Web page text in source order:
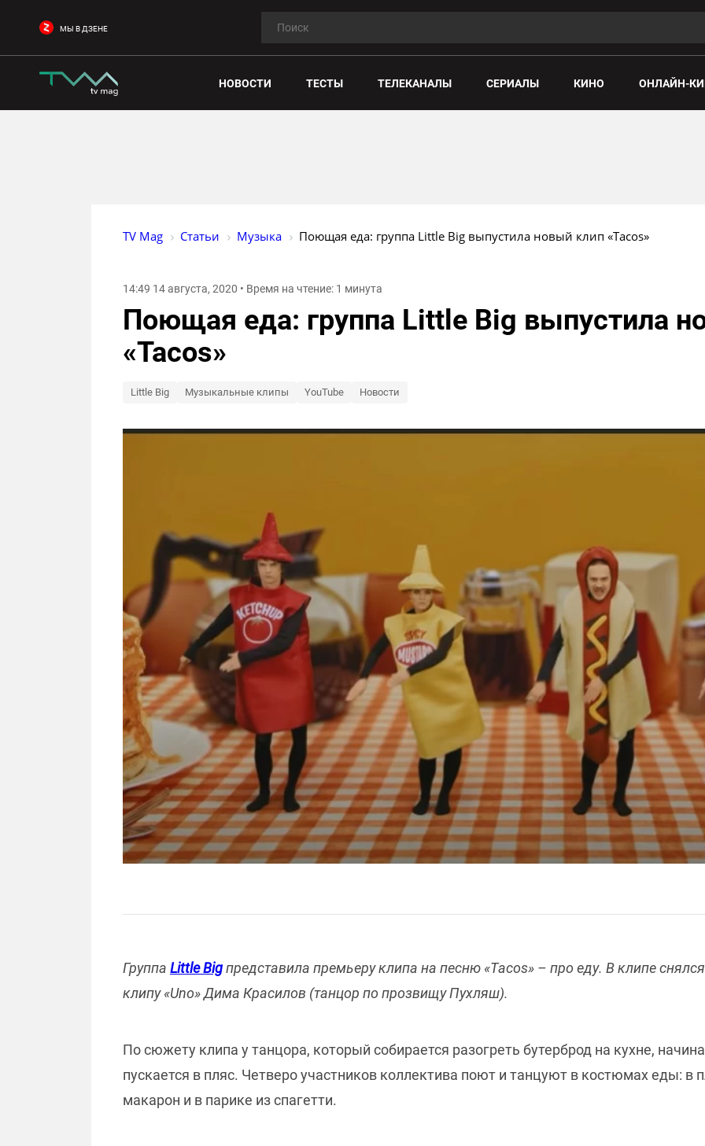
МЫ В ДЗЕНЕ
НОВОСТИ ТЕСТЫ ТЕЛЕКАНАЛЫ СЕРИАЛЫ КИНО ОНЛАЙН-
TV Mag Статьи Музыка Поющая еда: группа Little Big выпустила новый клип «Tacos»
14:49 14 августа, 2020 • Время на чтение: 1 минута
Поющая еда: группа Little Big выпустила
«Tacos»
Little Big Музыкальные клипы YouTube Новости
Группа Little Bigпредставила премьеру клипа на песню «Tacos» – про еду. В клипе
клипу «Uno» Дима Красилов (танцор по прозвищу Пухляш).
По сюжету клипа у танцора, который собирается разогреть бутерброд на кухне,
пускается в пляс. Четверо участников коллектива поют и танцуют в костюмах еды: в
макарон и в парике из спагетти.